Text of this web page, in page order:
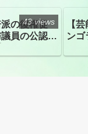
の復権促
員の公認、
43 views
【
ンゴ
はデ